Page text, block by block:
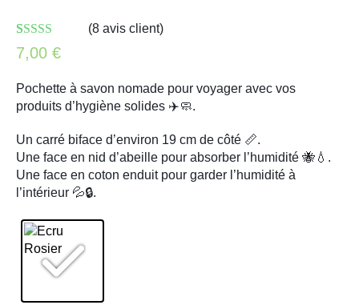
Noté5.00
5 basé sur
8
client
(8 avis client)
7,00 €
Pochette à savon nomade pour voyager avec vos
produits d’hygiène solides ✈️🧼.
Un carré biface d’environ 19 cm de côté 📏.
Une face en nid d’abeille pour absorber l’humidité 🐝💧.
Une face en coton enduit pour garder l’humidité à
l’intérieur 💦🔒.